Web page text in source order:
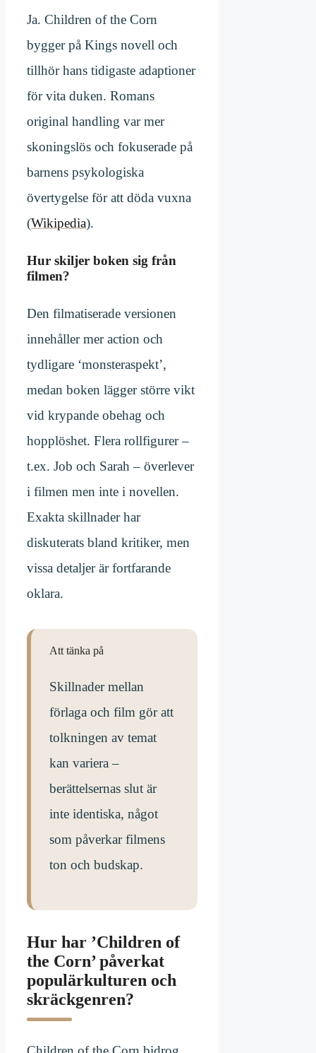
Ja. Children of the Corn
bygger på Kings novell och
tillhör hans tidigaste adaptioner
för vita duken. Romans
original handling var mer
skoningslös och fokuserade på
barnens psykologiska
övertygelse för att döda vuxna
(Wikipedia).
Hur skiljer boken sig från
filmen?
Den filmatiserade versionen
innehåller mer action och
tydligare ‘monsteraspekt’,
medan boken lägger större vikt
vid krypande obehag och
hopplöshet. Flera rollfigurer –
t.ex. Job och Sarah – överlever
i filmen men inte i novellen.
Exakta skillnader har
diskuterats bland kritiker, men
vissa detaljer är fortfarande
oklara.
Att tänka på
Skillnader mellan
förlaga och film gör att
tolkningen av temat
kan variera –
berättelsernas slut är
inte identiska, något
som påverkar filmens
ton och budskap.
Hur har ’Children of
the Corn’ påverkat
populärkulturen och
skräckgenren?